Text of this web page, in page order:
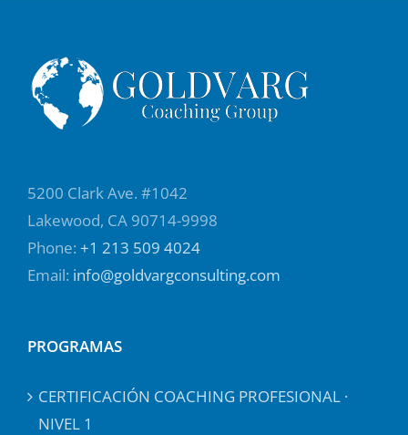
5200 Clark Ave. #1042
Lakewood, CA 90714-9998
Phone: +1 213 509 4024
Email: info@goldvargconsulting.com
PROGRAMAS
CERTIFICACIÓN COACHING PROFESIONAL ·
NIVEL 1